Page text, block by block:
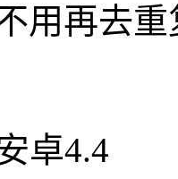
用再去
卓4.4